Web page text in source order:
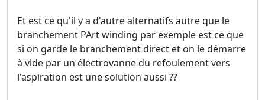
Et est ce qu'il y a d'autre alternatifs autre que le
branchement PArt winding par exemple est ce que
si on garde le branchement direct et on le démarre
à vide par un électrovanne du refoulement vers
l'aspiration est une solution aussi ??